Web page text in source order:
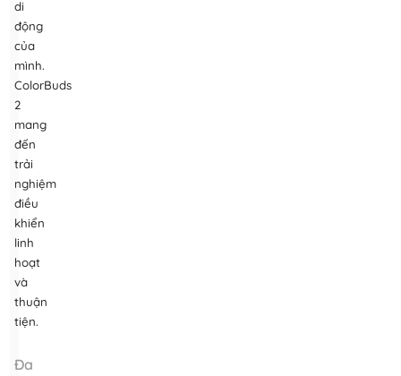
di
động
của
mình.
ColorBuds
2
mang
đến
trải
nghiệm
điều
khiển
linh
hoạt
và
thuận
tiện.
Đa